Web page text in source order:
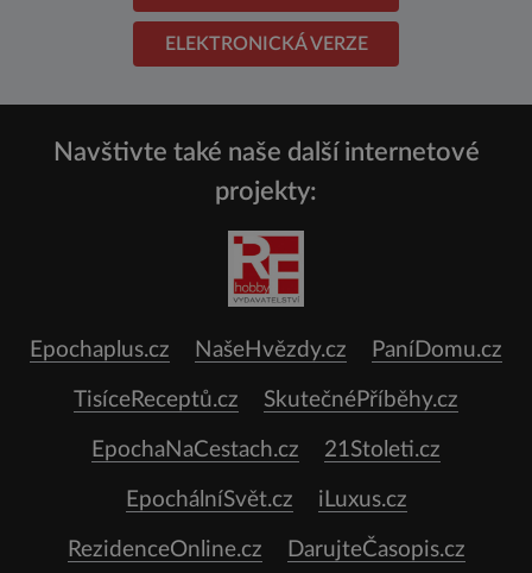
ELEKTRONICKÁ VERZE
Navštivte také naše další internetové
projekty:
Epochaplus.cz NašeHvězdy.cz PaníDomu.cz
TisíceReceptů.cz SkutečnéPříběhy.cz
EpochaNaCestach.cz 21Stoleti.cz
EpochálníSvět.cz iLuxus.cz
RezidenceOnline.cz DarujteČasopis.cz